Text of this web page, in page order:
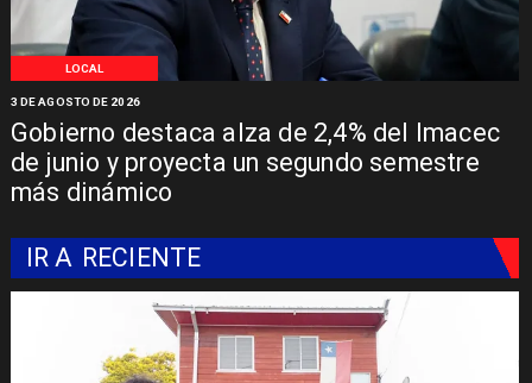
LOCAL
Gobierno destaca alza de 2,4% del Imacec
de junio y proyecta un segundo semestre
más dinámico
3 DE AGOSTO DE 2026
IR A RECIENTE